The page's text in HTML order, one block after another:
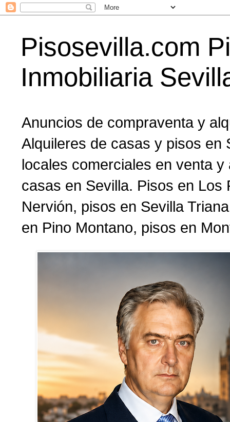
Pisosevilla.com
Inmobiliaria
Anuncios de compraventa y
Alquileres de casas y pisos en
locales comerciales en venta
casas en Sevilla. Pisos en Los
Nervión, pisos en Sevilla
en Pino Montano, pisos en